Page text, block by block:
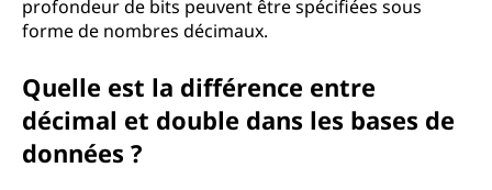
profondeur de bits peuvent être spécifiées sous
forme de nombres décimaux.
Quelle est la différence entre
décimal et double dans les bases de
données ?